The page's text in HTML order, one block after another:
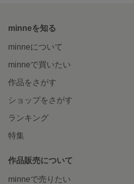
minneを知る
minneについて
minneで買いたい
作品をさがす
ショップをさがす
ランキング
特集
作品販売について
minneで売りたい